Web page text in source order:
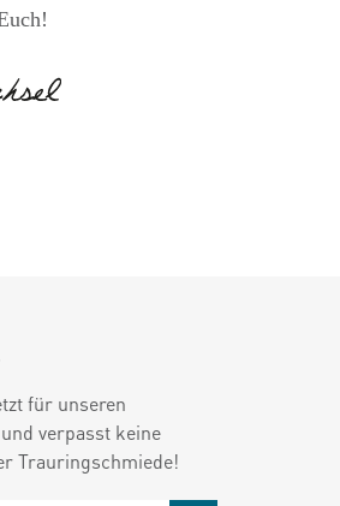
für unseren
verpasst keine
Trauringschmiede!